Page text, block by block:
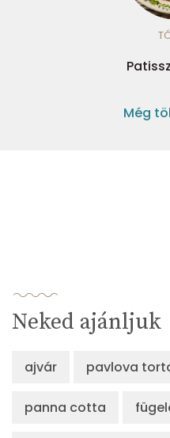
Még
Neked ajánljuk
ajvár pavlova
panna cotta